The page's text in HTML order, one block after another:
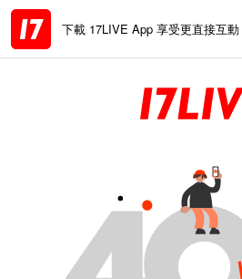
下載 17LIVE App 享受更直接互動